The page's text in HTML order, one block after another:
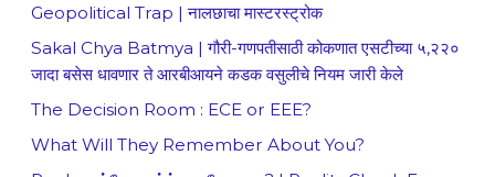
Geopolitical Trap | नालछाचा मास्टरस्ट्रोक
Sakal Chya Batmya | गौरी-गणपतीसाठी कोकणात एसटीच्या ५,२२०
जादा बसेस धावणार ते आरबीआयने कडक वसुलीचे नियम जारी केले
The Decision Room : ECE or EEE?
What Will They Remember About You?